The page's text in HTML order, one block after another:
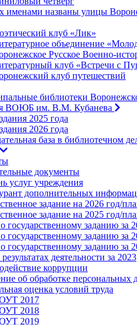
именами названы улицы
клуб «Лик»
объединение
Русское Военно-
клуб «Встречи с
клуб путешествий
библиотеки
ВОЮБ им. В.М. Кубанева
2025 года
2026 года
база в библиотечном
документы
услуг учреждения
дополнительных
задание на 2026 год/
задание на 2025 год/
государственному заданию за
государственному заданию за
государственному заданию за
деятельности за 2023
коррупции
об обработке персональных
оценка условий труда
2017
2018
2019